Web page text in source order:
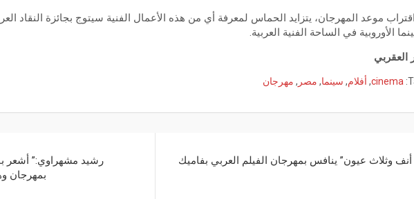
موعد المهرجان، يتزايد الحماس لمعرفة أي من هذه الأعمال الفنية سيتوج بجائزة النقاد
الأوروبية في الساحة الفنية العربية.
العقربي
cinema
, أفلام, سينما, مصر , مهرجان
أنف وثلاث عيون” ينافس بمهرجان الفيلم العربي بفاميك
رشيد مشهراوي:” أشعر
بمهرجان